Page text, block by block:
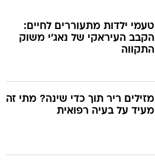
טעמי ילדות מתעוררים לחיים:
הקבב העיראקי של נאג׳י משוק
התקווה
מזילים ריר תוך כדי שינה? מתי זה
מעיד על בעיה רפואית